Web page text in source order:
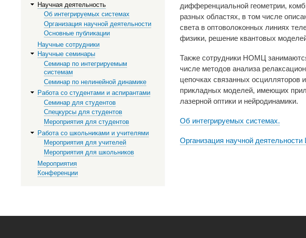
дифференциальной геометрии,
разных областях, в том числе
света в оптоволоконных линиях
физики, решение квантовых
Также сотрудники НОМЦ
числе методов анализа
цепочках связанных
прикладных моделей, имеющих
лазерной оптики и нейродинамики.
Об интегрируемых системах.
Организация научной деятельности
Научная деятельность
Об интегрируемых системах
Организация научной деятельности
Основные публикации
Научные сотрудники
Научные семинары
Семинар по интегрируемым
системам
Семинар по нелинейной динамике
Работа со студентами и аспирантами
Семинар для студентов
Спецкурсы для студентов
Мероприятия для студентов
Работа со школьниками и учителями
Мероприятия для учителей
Мероприятия для школьников
Мероприятия
Конференции